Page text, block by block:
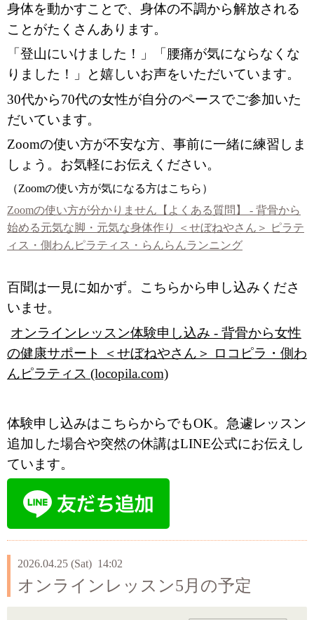
身体を動かすことで、身体の不調から解放される
ことがたくさんあります。
「登山にいけました！」「腰痛が気にならなくな
りました！」と嬉しいお声をいただいています。
30代から70代の女性が自分のペースでご参加いた
だいています。
Zoomの使い方が不安な方、事前に一緒に練習しま
しょう。お気軽にお伝えください。
（Zoomの使い方が気になる方はこちら）
Zoomの使い方が分かりません【よくある質問】 - 背骨から
始める元気な脚・元気な身体作り ＜せぼねやさん＞ ピラテ
ィス・側わんピラティス・らんらんランニング
百聞は一見に如かず。こちらから申し込みくださ
いませ。
オンラインレッスン体験申し込み - 背骨から女性
の健康サポート ＜せぼねやさん＞ ロコピラ・側わ
んピラティス (locopila.com)
体験申し込みはこちらからでもOK。急遽レッスン
追加した場合や突然の休講はLINE公式にお伝えし
ています。
2026.04.25 (Sat) 14:02
オンラインレッスン5月の予定